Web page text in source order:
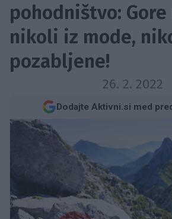
pohodništvo: Gore
nikoli iz mode,
pozabljene!
26. 2. 2022
Dodajte Aktivni.si med